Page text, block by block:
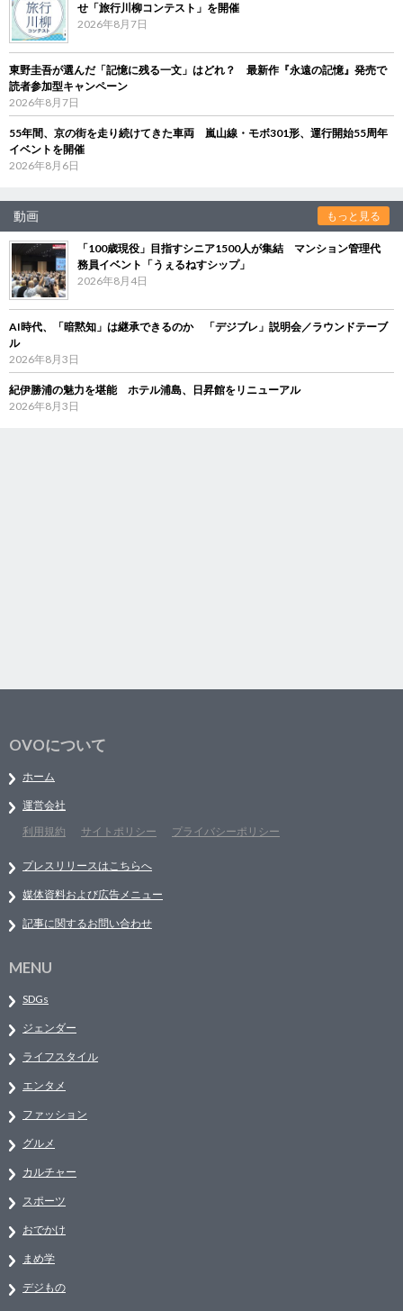
せ「旅行川柳コンテスト」を開催
2026年8月7日
東野圭吾が選んだ「記憶に残る一文」はどれ？ 最新作『永遠の記憶』発売で
読者参加型キャンペーン
2026年8月7日
55年間、京の街を走り続けてきた車両 嵐山線・モボ301形、運行開始55周年
イベントを開催
2026年8月6日
動画 もっと見る
「100歳現役」目指すシニア1500人が集結 マンション管理代
務員イベント「うぇるねすシップ」
2026年8月4日
AI時代、「暗黙知」は継承できるのか 「デジブレ」説明会／ラウンドテーブ
ル
2026年8月3日
紀伊勝浦の魅力を堪能 ホテル浦島、日昇館をリニューアル
2026年8月3日
OVOについて
ホーム
運営会社
利用規約
サイトポリシー プライバシーポリシー
プレスリリースはこちらへ
媒体資料および広告メニュー
記事に関するお問い合わせ
MENU
SDGs
ジェンダー
ライフスタイル
エンタメ
ファッション
グルメ
カルチャー
スポーツ
おでかけ
まめ学
デジもの